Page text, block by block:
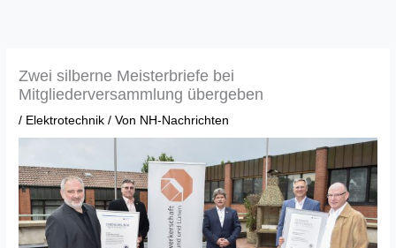
Zwei silberne Meisterbriefe bei
Mitgliederversammlung übergeben
/ Elektrotechnik / Von NH-Nachrichten